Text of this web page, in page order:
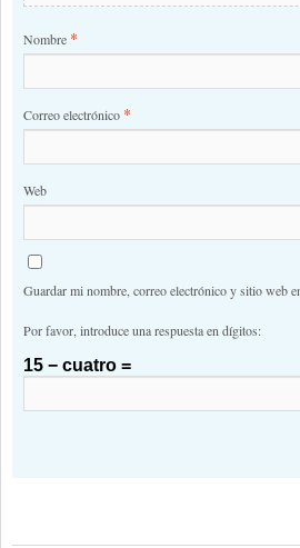
Nombre *
Correo electrónico *
Web
Guardar mi nombre, correo electrónico y sitio web
Por favor, introduce una respuesta en dígitos:
15 − cuatro =